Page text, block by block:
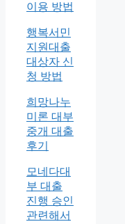
이용 방법
행복서민
지원대출
대상자 신
청 방법
희망나누
미론 대부
중개 대출
후기
모네다대
부 대출
진행 승인
관련해서